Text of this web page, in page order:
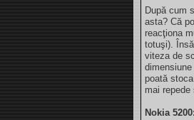
După cum
asta? Că
reacţiona
totuşi).
viteza de
poată
mai
Nokia 5200: